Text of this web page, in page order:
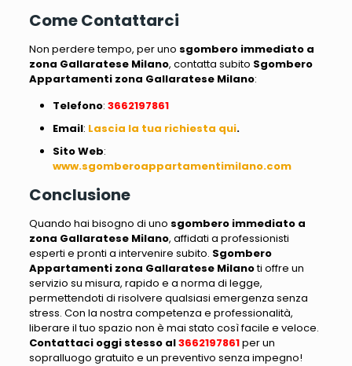
Come Contattarci
Non perdere tempo, per uno sgombero immediato a
zona Gallaratese Milano, contatta subito Sgombero
Appartamenti zona Gallaratese Milano:
Telefono: 3662197861
Email: Lascia la tua richiesta qui.
SitoWeb:
www.sgomberoappartamentimilano.com
Conclusione
Quando hai bisogno di uno sgombero immediato a
zona Gallaratese Milano, affidati a professionisti
esperti e pronti a intervenire subito. Sgombero
Appartamenti zona Gallaratese Milanoti offre un
servizio su misura, rapido e a norma di legge,
permettendoti di risolvere qualsiasi emergenza senza
stress. Con la nostra competenza e professionalità,
liberare il tuo spazio non è mai stato così facile e veloce.
Contattaci oggi stesso al3662197861per un
sopralluogo gratuito e un preventivo senza impegno!